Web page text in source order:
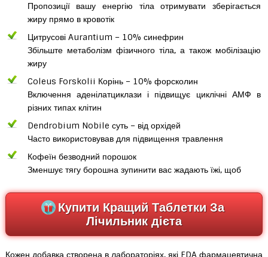
Пропозиції вашу енергію тіла отримувати зберігається
жиру прямо в кровотік
Цитрусові Aurantium – 10% синефрин
Збільште метаболізм фізичного тіла, а також мобілізацію
жиру
Coleus Forskolii Корінь – 10% форсколин
Включення аденілатциклази і підвищує циклічні АМФ в
різних типах клітин
Dendrobium Nobile суть – від орхідей
Часто використовував для підвищення травлення
Кофеїн безводний порошок
Зменшує тягу борошна зупинити вас жадають їжі, щоб
Купити Кращий Таблетки За
Лічильник дієта
Кожен добавка створена в лабораторіях, які FDA фармацевтична